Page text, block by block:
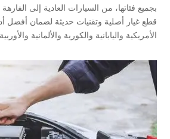
بجميع فئاتها، من السيارات العادية إلى
قطع غيار أصلية وتقنيات حديثة لضمان أفضل
الأمريكية واليابانية والكورية والألمانية